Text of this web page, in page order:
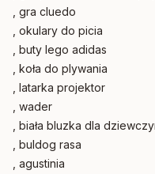
, gra cluedo
, okulary do picia
, buty lego adidas
, koła do plywania
, latarka projektor
, wader
, biała bluzka dla
, buldog rasa
, agustinia